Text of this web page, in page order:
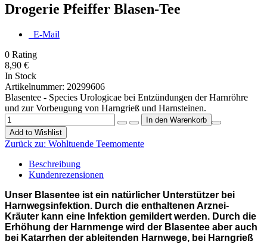
Drogerie Pfeiffer Blasen-Tee
E-Mail
0 Rating
8,90 €
In Stock
Artikelnummer: 20299606
Blasentee - Species Urologicae bei Entzündungen der Harnröhre
und zur Vorbeugung von Harngrieß und Harnsteinen.
Add to Wishlist
Zurück zu: Wohltuende Teemomente
Beschreibung
Kundenrezensionen
Unser Blasentee ist ein natürlicher Unterstützer bei
Harnwegsinfektion. Durch die enthaltenen Arznei-
Kräuter kann eine Infektion gemildert werden. Durch die
Erhöhung der Harnmenge wird der Blasentee aber auch
bei Katarrhen der ableitenden Harnwege, bei Harngrieß